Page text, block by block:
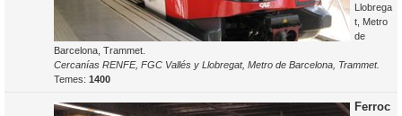
Llobrega
t, Metro
de
Barcelona, Trammet.
Cercanías RENFE, FGC Vallés y Llobregat, Metro de Barcelona, Trammet.
Temes: 1400
Ferroc